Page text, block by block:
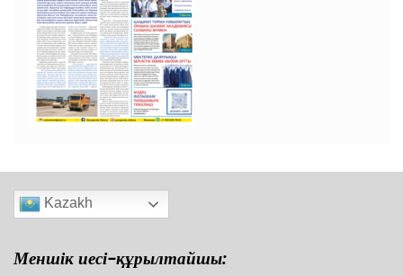
Kazakh
Меншік иесі-құрылтайшы: